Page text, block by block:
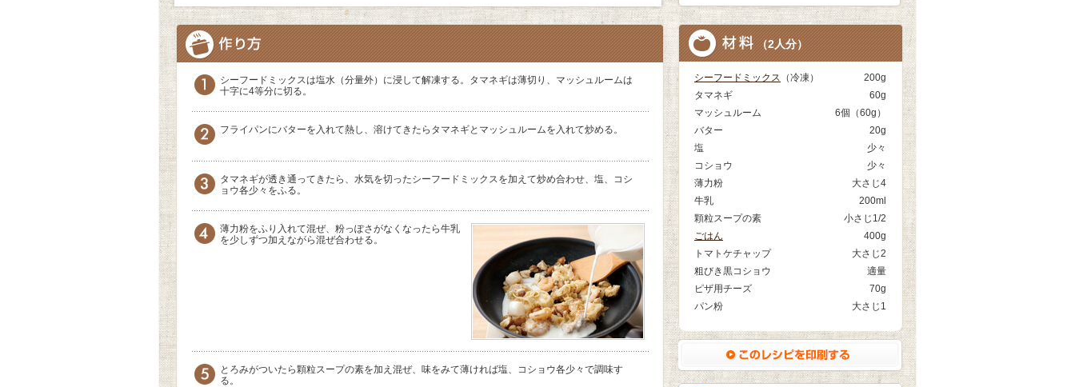
シーフードミックスは塩水（分量外）に浸して解凍する。タマネギは薄切り、マッシュルームは
十字に4等分に切る。
フライパンにバターを入れて熱し、溶けてきたらタマネギとマッシュルームを入れて炒める。
タマネギが透き通ってきたら、水気を切ったシーフードミックスを加えて炒め合わせ、塩、コシ
ョウ各少々をふる。
薄力粉をふり入れて混ぜ、粉っぽさがなくなったら牛乳
を少しずつ加えながら混ぜ合わせる。
とろみがついたら顆粒スープの素を加え混ぜ、味をみて薄ければ塩、コショウ各少々で調味す
る。
（2人分）
シーフードミックス （冷凍）
200g
タマネギ
60g
マッシュルーム
6個（60g）
バター
20g
塩
少々
コショウ
少々
薄力粉
大さじ4
牛乳
200ml
顆粒スープの素
小さじ1/2
ごはん
400g
トマトケチャップ
大さじ2
粗びき黒コショウ
適量
ピザ用チーズ
70g
パン粉
大さじ1